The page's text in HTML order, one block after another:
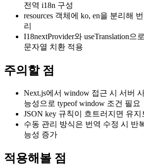
전역 i18n 구성
resources 객체에 ko, en을 분리해
리
I18nextProvider와 useTranslation으
문자열 치환 적용
주의할 점
Next.js에서 window 접근 시 서버
능성으로 typeof window 조건 필요
JSON key 규칙이 흐트러지면 유
수동 관리 방식은 번역 수정 시 반
능성 증가
적용해볼 점